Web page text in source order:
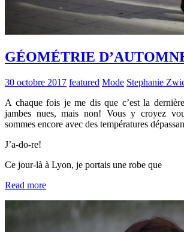
GÉOMÉTRIE
30 octobre 2017 featured Mode Stephanie
A chaque fois je me dis que c’est la
jambes nues, mais non! Vous y croyez
sommes encore avec des températures
J’a-do-re!
Ce jour-là à Lyon, je portais une robe que
Read more